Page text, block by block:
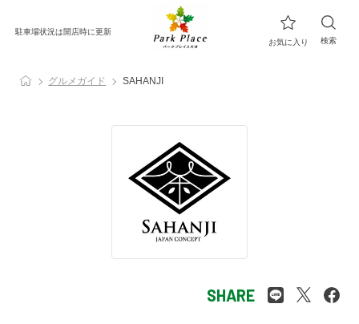
駐車場状況は開店時に更新
お気に入り
検索
グルメガイド SAHANJI
SHARE